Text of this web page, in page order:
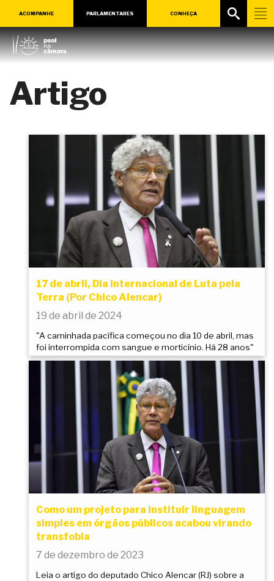
ACOMPANHE PARLAMENTARES CONHEÇA
Artigo
17 de abril, Dia Internacional de Luta pela
Terra (Por Chico Alencar)
19 de abril de 2024
"A caminhada pacífica começou no dia 10 de abril, mas
foi interrompida com sangue e morticínio. Há 28 anos"
Como um projeto para instituir linguagem
simples em órgãos públicos acabou virando
transfobia
7 de dezembro de 2023
Leia o artigo do deputado Chico Alencar (RJ) sobre a